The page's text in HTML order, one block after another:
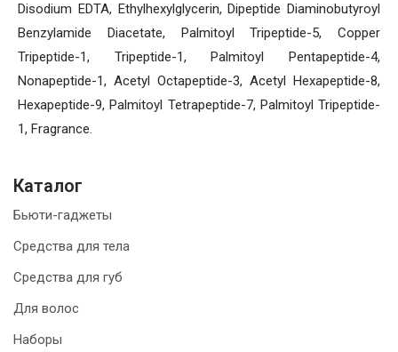
Disodium EDTA, Ethylhexylglycerin, Dipeptide Diaminobutyroyl
Benzylamide Diacetate, Palmitoyl Tripeptide-5, Copper
Tripeptide-1, Tripeptide-1, Palmitoyl Pentapeptide-4,
Nonapeptide-1, Acetyl Octapeptide-3, Acetyl Hexapeptide-8,
Hexapeptide-9, Palmitoyl Tetrapeptide-7, Palmitoyl Tripeptide-
1, Fragrance.
Каталог
Бьюти-гаджеты
Средства для тела
Средства для губ
Для волос
Наборы